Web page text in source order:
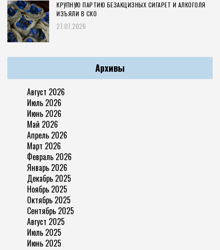
КРУПНУЮ ПАРТИЮ БЕЗАКЦИЗНЫХ СИГАРЕТ И АЛКОГОЛЯ
ИЗЪЯЛИ В СКО
27.07.2026
Архивы
Август 2026
Июль 2026
Июнь 2026
Май 2026
Апрель 2026
Март 2026
Февраль 2026
Январь 2026
Декабрь 2025
Ноябрь 2025
Октябрь 2025
Сентябрь 2025
Август 2025
Июль 2025
Июнь 2025